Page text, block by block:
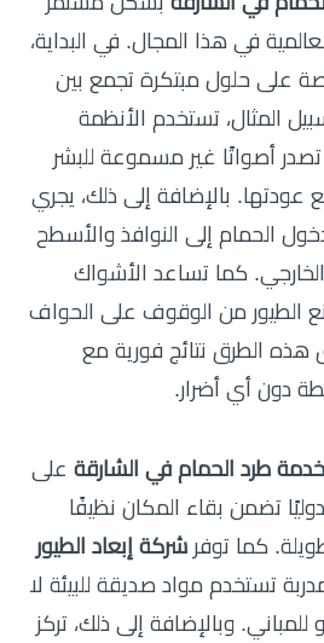
في هذا المجال. في البداية،
على حلول مبتكرة تجمع بين
المثال، تستخدم الأنظمة
تصدر أصواتًا غير مسموعة للبشر
عودتها. بالإضافة إلى ذلك، يجري
الحمام إلى النوافذ والأسطح
الخارجي. كما تساعد الأشواك
الطيور من الوقوف على الحواف
هذه الطرق نتائج فورية مع
دون أي أضرار.
خدمة طرد الحمام في الشارقة على
تضمن بقاء المكان نظيفًا
كما توفر شركة إبعاد الطيور
تستخدم مواد صديقة للبيئة لا
وبالإضافة إلى ذلك، تركز